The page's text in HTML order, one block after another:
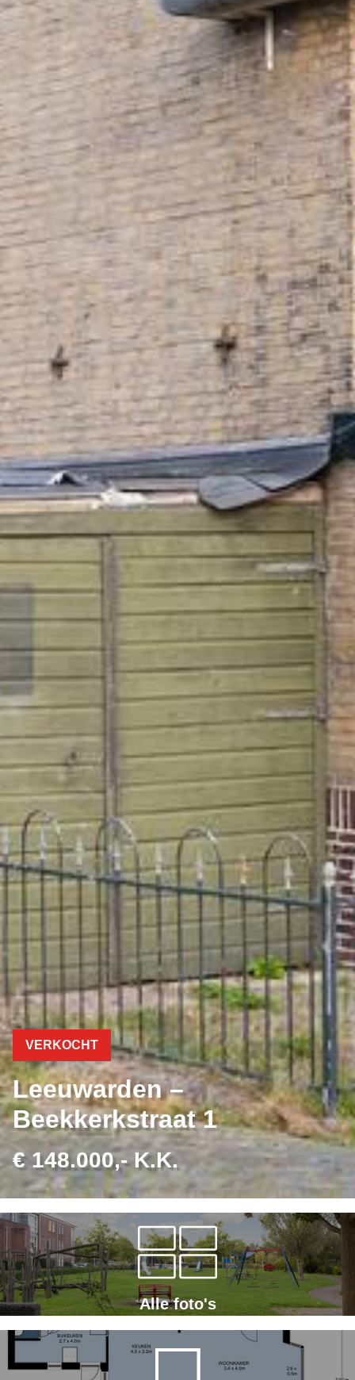
VERKOCHT
Leeuwarden –
Beekkerkstraat 1
€ 148.000,- K.K.
Alle foto's